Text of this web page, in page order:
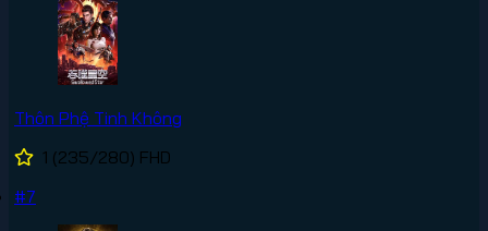
Thôn Phệ Tinh Không
1 (235/280) FHD
#7